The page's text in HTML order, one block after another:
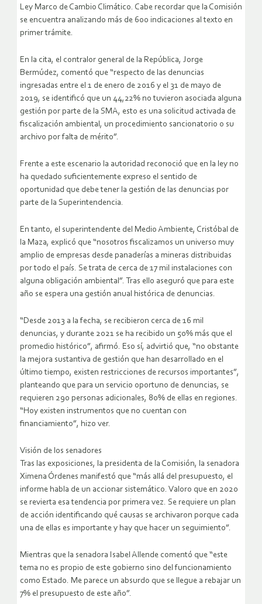
Ley Marco de Cambio Climático. Cabe recordar que la Comisión
se encuentra analizando más de 600 indicaciones al texto en
primer trámite.
En la cita, el contralor general de la República, Jorge
Bermúdez, comentó que “respecto de las denuncias
ingresadas entre el 1 de enero de 2016 y el 31 de mayo de
2019, se identificó que un 44,22% no tuvieron asociada alguna
gestión por parte de la SMA, esto es una solicitud activada de
fiscalización ambiental, un procedimiento sancionatorio o su
archivo por falta de mérito”.
Frente a este escenario la autoridad reconoció que en la ley no
ha quedado suficientemente expreso el sentido de
oportunidad que debe tener la gestión de las denuncias por
parte de la Superintendencia.
En tanto, el superintendente del Medio Ambiente, Cristóbal de
la Maza, explicó que “nosotros fiscalizamos un universo muy
amplio de empresas desde panaderías a mineras distribuidas
por todo el país. Se trata de cerca de 17 mil instalaciones con
alguna obligación ambiental”. Tras ello aseguró que para este
año se espera una gestión anual histórica de denuncias.
“Desde 2013 a la fecha, se recibieron cerca de 16 mil
denuncias, y durante 2021 se ha recibido un 50% más que el
promedio histórico”, afirmó. Eso sí, advirtió que, “no obstante
la mejora sustantiva de gestión que han desarrollado en el
último tiempo, existen restricciones de recursos importantes”,
planteando que para un servicio oportuno de denuncias, se
requieren 290 personas adicionales, 80% de ellas en regiones.
“Hoy existen instrumentos que no cuentan con
financiamiento”, hizo ver.
Visión de los senadores
Tras las exposiciones, la presidenta de la Comisión, la senadora
Ximena Órdenes manifestó que “más allá del presupuesto, el
informe habla de un accionar sistemático. Valoro que en 2020
se revierta esa tendencia por primera vez. Se requiere un plan
de acción identificando qué causas se archivaron porque cada
una de ellas es importante y hay que hacer un seguimiento”.
Mientras que la senadora Isabel Allende comentó que “este
tema no es propio de este gobierno sino del funcionamiento
como Estado. Me parece un absurdo que se llegue a rebajar un
7% el presupuesto de este año”.